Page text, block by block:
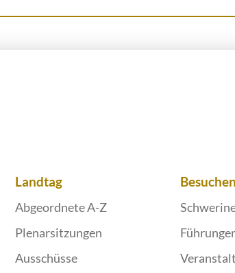
Landtag
Abgeordnete A-Z
Plenarsitzungen
Ausschüsse
Besuchen